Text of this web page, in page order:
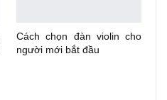
Cách chọn đàn violin cho
người mới bắt đầu